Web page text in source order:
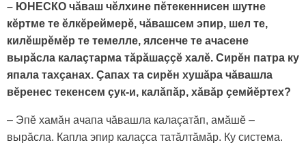
– ЮНЕСКО чăваш чӗлхине пӗтекеннисен шутне
кӗртме те ӗлкӗреймерӗ, чăвашсем эпир, шел те,
килӗшрӗмӗр те темелле, ялсенче те ачасене
вырăсла калаçтарма тăрăшаççӗ халӗ. Сирӗн патра ку
япала тахçанах. Çапах та сирӗн хушăра чăвашла
вӗренес текенсем çук-и, калăпăр, хăвăр çемйӗртех?
– Эпӗ хамăн ачапа чăвашла калаçатăп, амăшӗ –
вырăсла. Капла эпир калаçса татăлтăмăр. Ку система.